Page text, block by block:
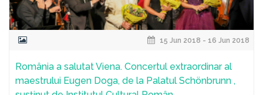
15 Jun 2018 - 16 Jun 2018
România a salutat Viena. Concertul extraordinar al
maestrului Eugen Doga, de la Palatul Schönbrunn ,